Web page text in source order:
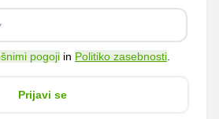
pogoji in Politiko zasebnosti
Prijavi se